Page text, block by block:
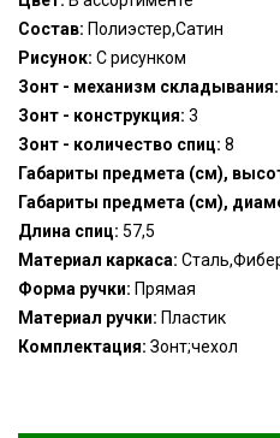
Состав: Полиэстер,Сатин
Рисунок: С рисунком
Зонт - механизм складывания:
Зонт - конструкция: 3
Зонт - количество спиц: 8
Габариты предмета (см),
Габариты предмета (см),
Длина спиц: 57,5
Материал каркаса:
Форма ручки: Прямая
Материал ручки: Пластик
Комплектация: Зонт;чехол